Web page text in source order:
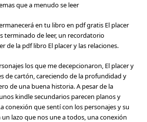
que a menudo se leer
en tu libro en pdf gratis El placer
terminado de leer, un recordatorio
de la pdf libro El placer y las relaciones.
los que me decepcionaron, El placer y
de cartón, careciendo de la profundidad y
de una buena historia. A pesar de la
kindle secundarios parecen planos y
conexión que sentí con los personajes y su
lazo que nos une a todos, una conexión